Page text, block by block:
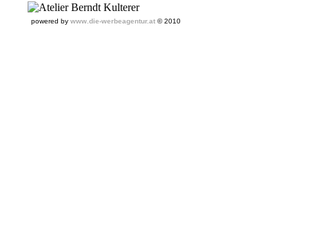
powered by www.die-werbeagentur.at © 2010